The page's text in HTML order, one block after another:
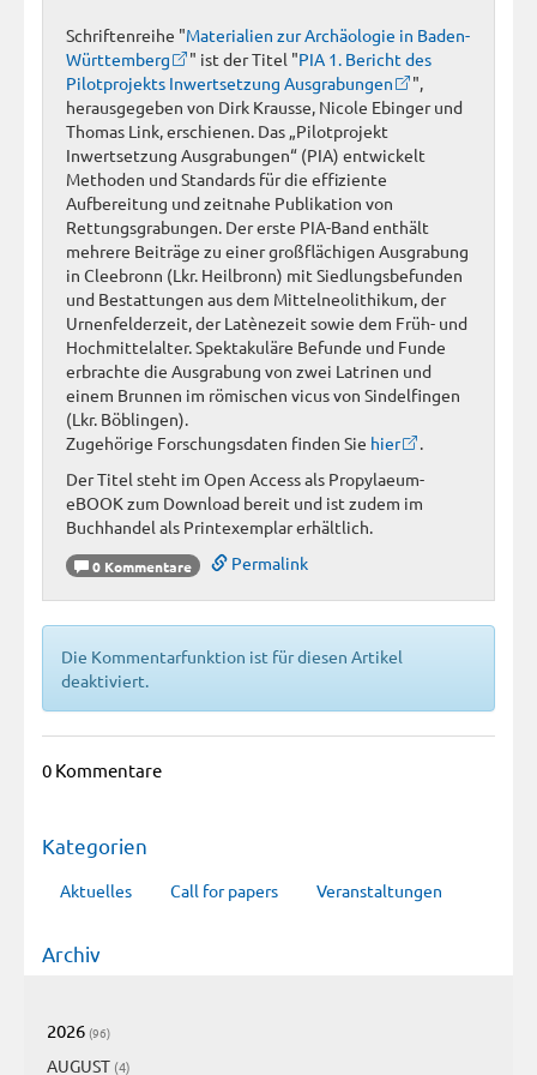
Schriftenreihe "Materialien zur Archäologie in Baden-
Württemberg
" ist der Titel "PIA 1. Bericht des
Pilotprojekts Inwertsetzung Ausgrabungen
",
herausgegeben von Dirk Krausse, Nicole Ebinger und
Thomas Link, erschienen. Das „Pilotprojekt
Inwertsetzung Ausgrabungen“ (PIA) entwickelt
Methoden und Standards für die effiziente
Aufbereitung und zeitnahe Publikation von
Rettungsgrabungen. Der erste PIA-Band enthält
mehrere Beiträge zu einer großflächigen Ausgrabung
in Cleebronn (Lkr. Heilbronn) mit Siedlungsbefunden
und Bestattungen aus dem Mittelneolithikum, der
Urnenfelderzeit, der Latènezeit sowie dem Früh- und
Hochmittelalter. Spektakuläre Befunde und Funde
erbrachte die Ausgrabung von zwei Latrinen und
einem Brunnen im römischen vicus von Sindelfingen
(Lkr. Böblingen).
Zugehörige Forschungsdaten finden Sie hier
.
Der Titel steht im Open Access als Propylaeum-
eBOOK zum Download bereit und ist zudem im
Buchhandel als Printexemplar erhältlich.
0 Kommentare Permalink
Die Kommentarfunktion ist für diesen Artikel
deaktiviert.
0 Kommentare
Kategorien
Aktuelles Call for papers Veranstaltungen
Archiv
2026 (96)
AUGUST (4)